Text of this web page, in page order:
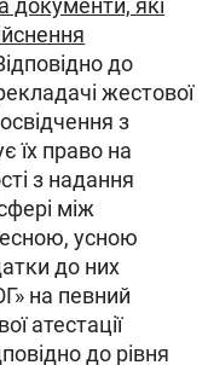
документи, які
до
жестової
з
їх право на
з надання
між
усною
до них
на певний
атестації
до рівня